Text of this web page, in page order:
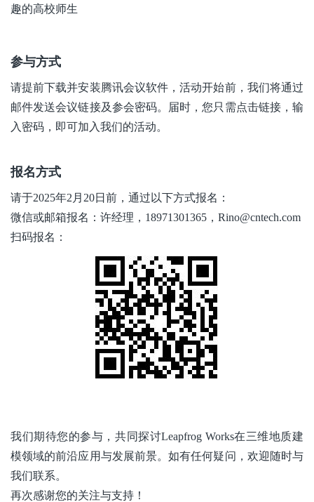
趣的高校师生
参与方式
请提前下载并安装腾讯会议软件，活动开始前，我们将通过
邮件发送会议链接及参会密码。届时，您只需点击链接，输
入密码，即可加入我们的活动。
报名方式
请于2025年2 月20日前，通过以下方式报名：
微信或邮箱报名 ： 许经理 ， 18971301365 ， Rino@cntech.com
扫码报名 ：
我们期待您的参与，共同探讨Leapfrog Works在三维地质建
模领域的前沿应用与发展前景。如有任何疑问，欢迎随时与
我们联系。
再次感谢您的关注与支持！